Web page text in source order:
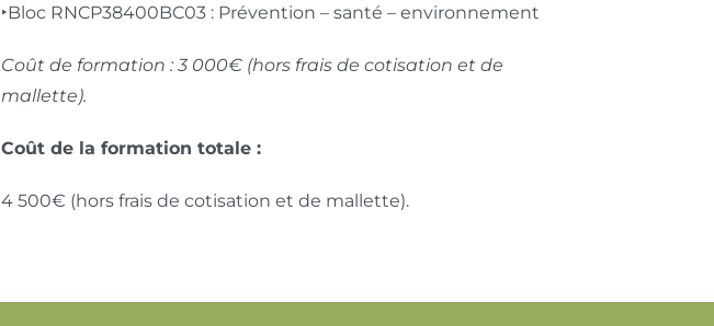
‣Bloc RNCP38400BC03 : Prévention – santé – environnement
Coût de formation : 3 000€ (hors frais de cotisation et de
mallette).
Coût de la formation totale :
4 500€ (hors frais de cotisation et de mallette).